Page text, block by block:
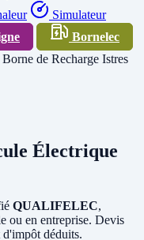
Simulateur
Bornelec
Borne de Recharge Istres
Électrique
QUALIFELEC,
ou en entreprise. Devis
déduits.